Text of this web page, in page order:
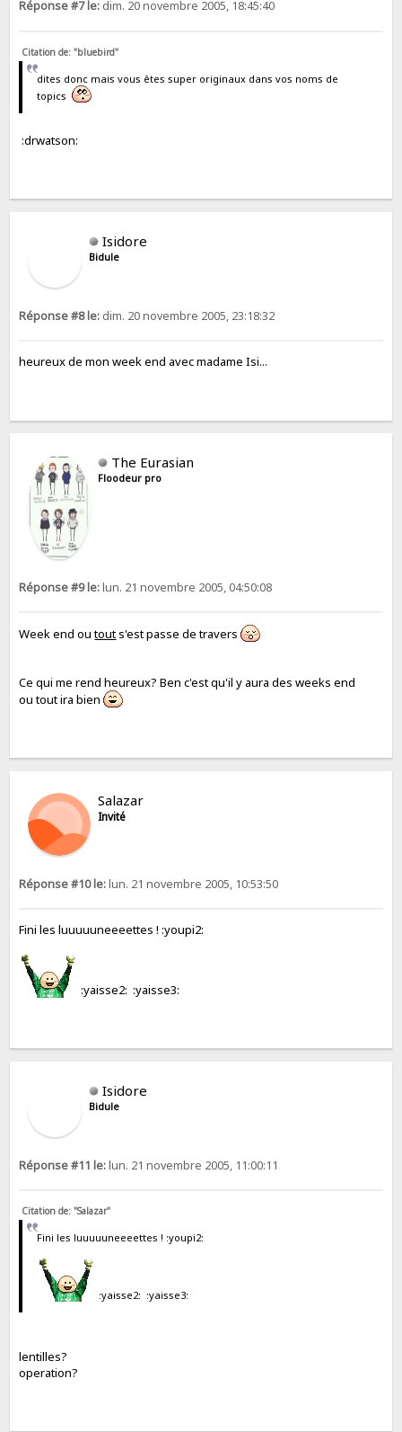
Réponse #7 le: dim. 20 novembre 2005, 18:45:40
Citation de: "bluebird"
dites donc mais vous êtes super originaux dans vos noms de
topics
:drwatson:
Isidore
Bidule
Réponse #8 le: dim. 20 novembre 2005, 23:18:32
heureux de mon week end avec madame Isi...
The Eurasian
Floodeur pro
Réponse #9 le:lun. 21 novembre 2005, 04:50:08
Week end outouts'est passe de travers
Ce qui me rend heureux? Ben c'est qu'il y aura des weeks end
ou tout ira bien
Salazar
Invité
Réponse #10 le:lun. 21 novembre 2005, 10:53:50
Fini les luuuuuneeeettes ! :youpi2:
:yaisse2: :yaisse3:
Isidore
Bidule
Réponse #11 le:lun. 21 novembre 2005, 11:00:11
Citation de: "Salazar"
Fini les luuuuuneeeettes ! :youpi2:
:yaisse2: :yaisse3:
lentilles?
operation?